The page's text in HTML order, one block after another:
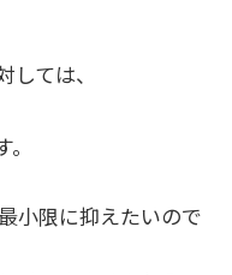
ては、
小限に抑えたいので